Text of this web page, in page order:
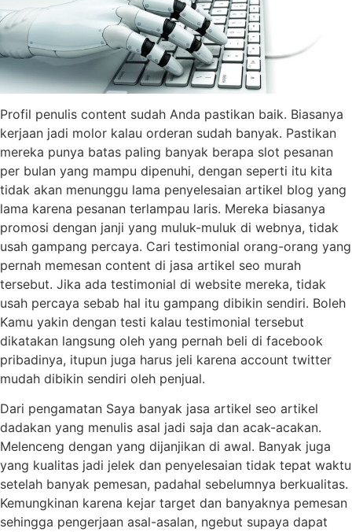
Profil penulis content sudah Anda pastikan baik. Biasanya
kerjaan jadi molor kalau orderan sudah banyak. Pastikan
mereka punya batas paling banyak berapa slot pesanan
per bulan yang mampu dipenuhi, dengan seperti itu kita
tidak akan menunggu lama penyelesaian artikel blog yang
lama karena pesanan terlampau laris. Mereka biasanya
promosi dengan janji yang muluk-muluk di webnya, tidak
usah gampang percaya. Cari testimonial orang-orang yang
pernah memesan content di jasa artikel seo murah
tersebut. Jika ada testimonial di website mereka, tidak
usah percaya sebab hal itu gampang dibikin sendiri. Boleh
Kamu yakin dengan testi kalau testimonial tersebut
dikatakan langsung oleh yang pernah beli di facebook
pribadinya, itupun juga harus jeli karena account twitter
mudah dibikin sendiri oleh penjual.
Dari pengamatan Saya banyak jasa artikel seo artikel
dadakan yang menulis asal jadi saja dan acak-acakan.
Melenceng dengan yang dijanjikan di awal. Banyak juga
yang kualitas jadi jelek dan penyelesaian tidak tepat waktu
setelah banyak pemesan, padahal sebelumnya berkualitas.
Kemungkinan karena kejar target dan banyaknya pemesan
sehingga pengerjaan asal-asalan, ngebut supaya dapat